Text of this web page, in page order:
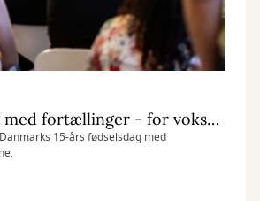
En formiddag med fortællinger - for voksne
15-års fødselsdag med